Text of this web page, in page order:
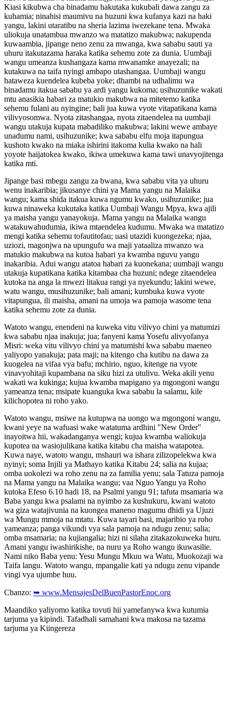
Kiasi kikubwa cha binadamu hakutaka kukubali dawa zangu za
kuhamia; ninahisi maumivu na huzuni kwa kufanya kazi na haki
yangu, lakini utaratibu na sheria lazima iwezekane tena. Mwaka
uliokuja unatambua mwanzo wa matatizo makubwa; nakupenda
kuwaambia, jipange neno zenu za mwanga, kwa sababu sauti ya
uhuru itakutazama haraka katika sehemu zote za dunia. Uumbaji
wangu umeanza kushangaza kama mwanamke anayezali; na
kutakuwa na taifa nyingi ambapo utashangaa. Uumbaji wangu
hataweza kuendelea kubeba yoke; dhambi na udhalimu wa
binadamu itakua sababu ya ardi yangu kukoma; usihuzunike wakati
mtu anasikia habari za matukio makubwa na mitetemo katika
sehemu fulani au nyingine; bali jua kuwa vyote vitapatikana kama
vilivyosomwa. Nyota zitashangaa, nyota zitaendelea na uumbaji
wangu utakuja kupata mabadiliko makubwa; lakini wewe ambaye
unadumu nami, usihuzunike; kwa sababu elfu moja itapungua
kushoto kwako na miaka ishirini itakoma kulia kwako na hali
yoyote haijatokea kwako, ikiwa umekuwa kama tawi unavyojitenga
katika mti.
Jipange basi mbegu zangu za bwana, kwa sababu vita ya uhuru
wenu inakaribia; jikusanye chini ya Mama yangu na Malaika
wangu; kama shida itakua kuwa ngumu kwako, usihuzunike; jua
kuwa ninaweka kukutaka katika Uumbaji Wangu Mpya, kwa ajili
ya maisha yangu yanayokuja. Mama yangu na Malaika wangu
watakuwahudumia, ikiwa mtaendelea kudumu. Mwaka wa matatizo
mengi katika sehemu tofautitofau; uasi utazidi kuongezeka; njaa,
uziozi, magonjwa na upungufu wa maji yataaliza mwanzo wa
matukio makubwa na kutoa habari ya kwamba nguvu yangu
inakaribia. Adui wangu atatoa habari za kuonekana; uumbaji wangu
utakuja kupatikana katika kitambaa cha huzuni; ndege zitaendelea
kutoka na anga la mwezi litakua rangi ya nyekundu; lakini wewe,
watu wangu, musihuzunike; bali amani; kumbuka kuwa vyote
vitapungua, ili maisha, amani na umoja wa pamoja wasome tena
katika sehemu zote za dunia.
Watoto wangu, enendeni na kuweka vitu vilivyo chini ya matumizi
kwa sababu njaa inakuja; jua; fanyeni kama Yosefu alivyofanya
Misri: weka vitu vilivyo chini ya matumishi kwa sababu maeneo
yaliyopo yanakuja; pata maji; na kitengo cha kutibu na dawa za
kuogelea na vifaa vya bafu; mchirio, nguo, kitenge na vyote
vinavyohitaji kupambana na siku hizi za utulivu. Weka akili yenu
wakati wa kukinga; kujua kwamba mapigano ya mgongoni wangu
yameanza tena; msipate kuanguka kwa sababu la salamu, kile
kilichopotea ni roho yako.
Watoto wangu, msiwe na kutupwa na uongo wa mgongoni wangu,
kwani yeye na wafuasi wake watatuma ardhini "New Order"
inayoitwa hii, wakadanganya wengi; kujua kwamba waliokuja
kupotea na wasiojulikana katika kitabu cha maisha watapotea.
Kuwa naye, watoto wangu, mshauri wa ishara zilizopelekwa kwa
nyinyi; soma Injili ya Mathayo katika Kitabu 24; salia na kujaa;
omba uokolezi wa roho zenu na za familia yenu; sala Tatuza pamoja
na Mama yangu na Malaika wangu; vaa Nguo Yangu ya Roho
kutoka Efeso 6.10 hadi 18, na Psalmi yangu 91; tafuta msamaria wa
Baba yangu kwa psalami na nyimbo za kushukuru, kwani watoto
wa giza watajivunia na kuongea maneno magumu dhidi ya Ujuzi
wa Mungu mmoja na mtatu. Kuwa tayari basi, majaribio ya roho
yameanza; panga vikundi vya sala pamoja na ndugu zenu; salia;
omba msamaria; na kujiangalia; hizi ni silaha zitakazokuweka huru.
Amani yangu iwashirikishe, na nuru ya Roho wangu ikuwasilie.
Nami niko Baba yenu: Yesu Mungu Mkuu wa Watu, Muokozaji wa
Taifa langu. Watoto wangu, mpangalie kati ya ndugu zenu vipande
vingi vya ujumbe huu.
Chanzo: ➥ www.MensajesDelBuenPastorEnoc.org
Maandiko yaliyomo katika tovuti hii yamefanywa kwa kutumia
tarjuma ya kipindi. Tafadhali samahani kwa makosa na tazama
tarjuma ya Kiingereza